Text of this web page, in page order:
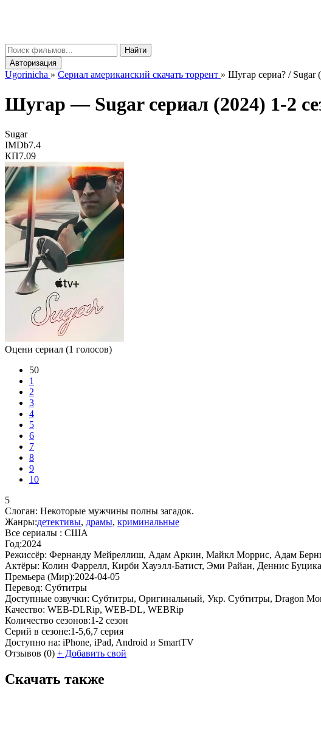
Найти
Авторизация
Ugorinicha » Сериал американский скачать торрент » Шугар сериа? / Sugar
Шугар — Sugarсериал (2024) 1-2
Sugar
IMDb7.4
КП7.09
Оцени сериал (1 голосов)
50
1
2
3
4
5
6
7
8
9
10
5
Слоган: Некоторые мужчины полны загадок.
Жанры:детективы, драмы, криминальные
Все сериалы : США
Год:2024
Режиссёр: Фернанду Мейреллиш, Адам Аркин, Майкл Моррис, Адам
Актёры: Колин Фаррелл, Кирби Хауэлл-Батист, Эми Райан, Деннис
Премьера (Мир):2024-04-05
Перевод: Субтитры
Доступные озвучки: Субтитры, Оригинальный, Укр. Субтитры, Dragon
Качество: WEB-DLRip, WEB-DL, WEBRip
Количество сезонов:1-2 сезон
Серий в сезоне:1-5,6,7 серия
Доступно на: iPhone, iPad, Android и SmartTV
Отзывов (0) + Добавить свой
Скачать также